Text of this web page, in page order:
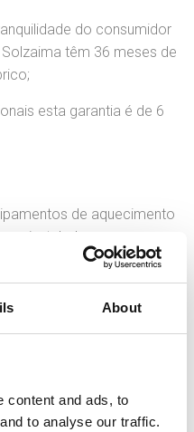
About
content and ads, to
to analyse our traffic.
do consumidor
têm 36 meses de
esta garantia é de 6
de aquecimento
instalados por
acordo com a
zona geográfica e de
indicadas nos
de cumprir com todas as
a regulamentação em